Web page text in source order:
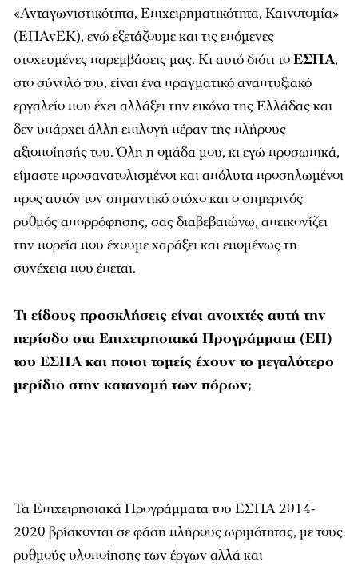
«Ανταγωνιστικότητα, Επιχειρηματικότητα, Καινοτομία»
(ΕΠΑνΕΚ), ενώ εξετάζουμε και τις επόμενες
στοχευμένες παρεμβάσεις μας. Κι αυτό διότι τοΕΣΠΑ,
στο σύνολό του, είναι ένα πραγματικό αναπτυξιακό
εργαλείο που έχει αλλάξει την εικόνα της Ελλάδας και
δεν υπάρχει άλλη επιλογή πέραν της πλήρους
αξιοποίησής του. Όλη η ομάδα μου, κι εγώ προσωπικά,
είμαστε προσανατολισμένοι και απόλυτα προσηλωμένοι
προς αυτόν τον σημαντικό στόχο και ο σημερινός
ρυθμός απορρόφησης, σας διαβεβαιώνω, απεικονίζει
την πορεία που έχουμε χαράξει και επομένως τη
συνέχεια που έπεται.
Τι είδους προσκλήσεις είναι ανοιχτές αυτή την
περίοδο στα Επιχειρησιακά Προγράμματα (ΕΠ)
του ΕΣΠΑ και ποιοι τομείς έχουν το μεγαλύτερο
μερίδιο στην κατανομή των πόρων;
Τα Επιχειρησιακά Προγράμματα του ΕΣΠΑ 2014-
2020 βρίσκονται σε φάση πλήρους ωριμότητας, με τους
ρυθμούς υλοποίησης των έργων αλλά και